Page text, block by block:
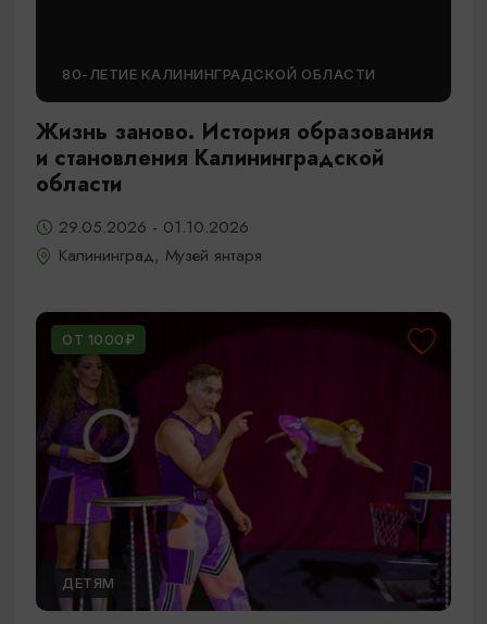
80-ЛЕТИЕ КАЛИНИНГРАДСКОЙ ОБЛАСТИ
Жизнь заново. История образования
и становления Калининградской
области
29.05.2026 - 01.10.2026
Калининград, Музей янтаря
ОТ 1000₽
ДЕТЯМ